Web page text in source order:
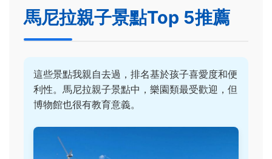
馬尼拉親子景點Top 5推薦
這些景點我親自去過，排名基於孩子喜愛度和便
利性。馬尼拉親子景點中，樂園類最受歡迎，但
博物館也很有教育意義。